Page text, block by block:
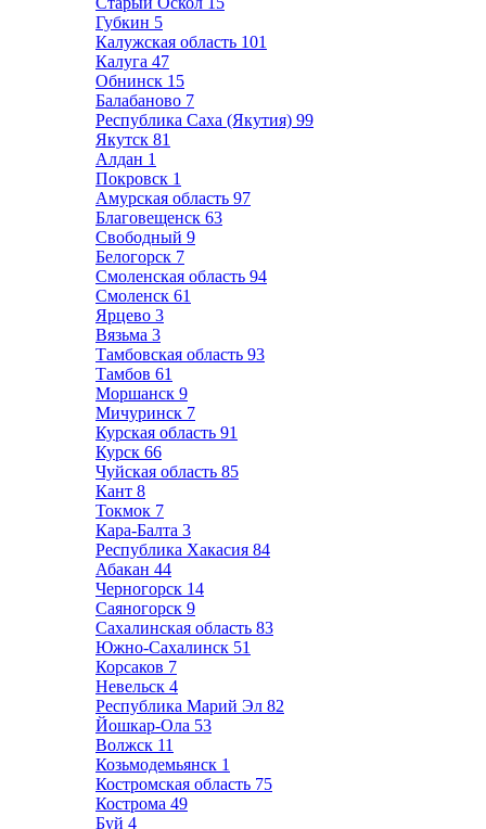
Губкин 5
Калужская область 101
Калуга 47
Обнинск 15
Балабаново 7
Республика Саха (Якутия) 99
Якутск 81
Алдан 1
Покровск 1
Амурская область 97
Благовещенск 63
Свободный 9
Белогорск 7
Смоленская область 94
Смоленск 61
Ярцево 3
Вязьма 3
Тамбовская область 93
Тамбов 61
Моршанск 9
Мичуринск 7
Курская область 91
Курск 66
Чуйская область 85
Кант 8
Токмок 7
Кара-Балта 3
Республика Хакасия 84
Абакан 44
Черногорск 14
Саяногорск 9
Сахалинская область 83
Южно-Сахалинск 51
Корсаков 7
Невельск 4
Республика Марий Эл 82
Йошкар-Ола 53
Волжск 11
Козьмодемьянск 1
Костромская область 75
Кострома 49
Буй 4